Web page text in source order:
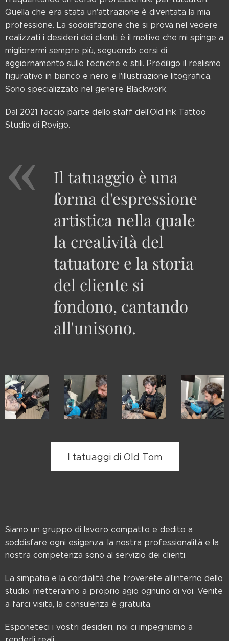
Quella che era stata un'attrazione è diventata la mia
professione. La soddisfazione che si prova nel vedere
realizzati i desideri dei clienti è il motivo che mi spinge a
migliorarmi sempre più, seguendo corsi di
aggiornamento sulle tecniche e stili. Prediligo il realismo
figurativo in bianco e nero e l'illustrazione litografica,
Sono specializzato nel genere Blackwork.
Dal 2021 faccio parte dello staff dell'Old Ink Tattoo
Studio di Rovigo.
Il tatuaggio è una
forma d'espressione
artistica nella quale
la creatività del
tatuatore e la storia
del cliente si
fondono, cantando
all'unisono.
I tatuaggi di Old Tom
Siamo un gruppo di lavoro compatto e dedito a
soddisfare ogni esigenza, la nostra professionalità e la
nostra competenza sono al servizio dei clienti.
La simpatia e la cordialità che troverete all'interno dello
studio, metteranno a proprio agio ognuno di voi. Venite
a farci visita, la consulenza è gratuita.
Esponeteci i vostri desideri, noi ci impegniamo a